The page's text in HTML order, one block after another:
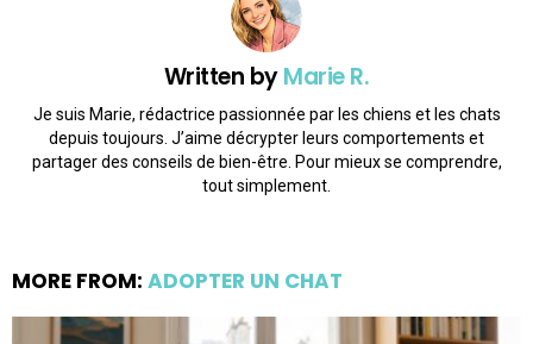
Written byMarie R.
Je suis Marie, rédactrice passionnée par les chiens et les chats
depuis toujours. J’aime décrypter leurs comportements et
partager des conseils de bien-être. Pour mieux se comprendre,
tout simplement.
MORE FROM: ADOPTER UN CHAT